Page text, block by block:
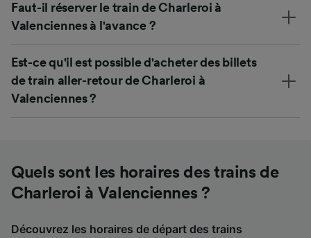
Faut-il réserver le train de Charleroi à
Valenciennes à l'avance ?
Est-ce qu'il est possible d'acheter des billets
de train aller-retour de Charleroi à
Valenciennes ?
Quels sont les horaires des trains de
Charleroi à Valenciennes ?
Découvrez les horaires de départ des trains